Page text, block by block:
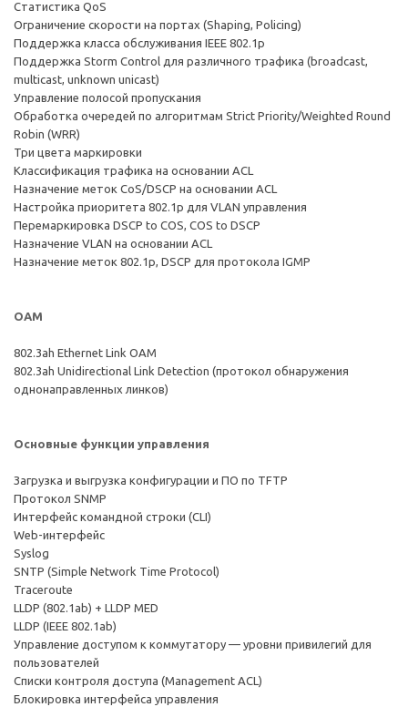
Статистика QoS
Ограничение скорости на портах (Shaping, Policing)
Поддержка класса обслуживания IEEE 802.1р
Поддержка Storm Control для различного трафика (broadcast,
multicast, unknown unicast)
Управление полосой пропускания
Обработка очередей по алгоритмам Strict Priority/Weighted Round
Robin (WRR)
Три цвета маркировки
Классификация трафика на основании ACL
Назначение меток CoS/DSCP на основании ACL
Настройка приоритета 802.1p для VLAN управления
Перемаркировка DSCP to COS, COS to DSCP
Назначение VLAN на основании ACL
Назначение меток 802.1p, DSCP для протокола IGMP
ОАМ
802.3ah Ethernet Link OAM
802.3ah Unidirectional Link Detection (протокол обнаружения
однонаправленных линков)
Основные функции управления
Загрузка и выгрузка конфигурации и ПО по TFTP
Протокол SNMP
Интерфейс командной строки (CLI)
Web-интерфейс
Syslog
SNTP (Simple Network Time Protocol)
Traceroute
LLDP (802.1ab) + LLDP MED
LLDP (IEEE 802.1ab)
Управление доступом к коммутатору — уровни привилегий для
пользователей
Списки контроля доступа (Management ACL)
Блокировка интерфейса управления